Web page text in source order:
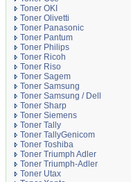
Toner OKI
Toner Olivetti
Toner Panasonic
Toner Pantum
Toner Philips
Toner Ricoh
Toner Riso
Toner Sagem
Toner Samsung
Toner Samsung / Dell
Toner Sharp
Toner Siemens
Toner Tally
Toner TallyGenicom
Toner Toshiba
Toner Triumph Adler
Toner Triumph-Adler
Toner Utax